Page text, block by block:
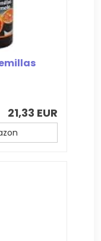
21,33 EUR